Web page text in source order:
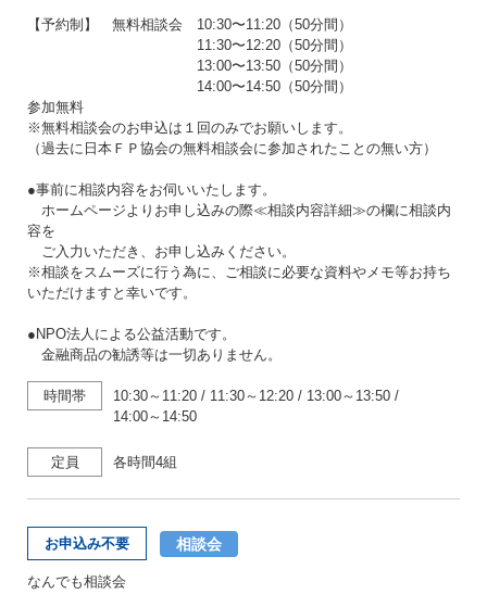
【予約制】 無料相談会 10:30〜11:20（50分間）
11:30〜12:20（50分間）
13:00〜13:50（50分間）
14:00〜14:50（50分間）
参加無料
※無料相談会のお申込は１回のみでお願いします。
（過去に日本ＦＰ協会の無料相談会に参加されたことの無い方）
●事前に相談内容をお伺いいたします。
ホームページよりお申し込みの際≪相談内容詳細≫の欄に相談内
容を
ご入力いただき、お申し込みください。
※相談をスムーズに行う為に、ご相談に必要な資料やメモ等お持ち
いただけますと幸いです。
●NPO法人による公益活動です。
金融商品の勧誘等は一切ありません。
時間帯 10:30～11:20 / 11:30～12:20 / 13:00～13:50 /
14:00～14:50
定員 各時間4組
お申込み不要 相談会
なんでも相談会